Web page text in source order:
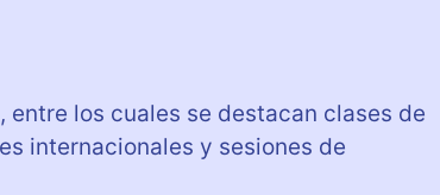
los cuales se destacan clases de
internacionales y sesiones de